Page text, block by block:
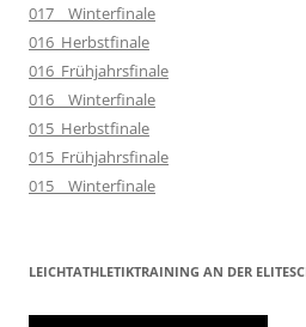
017__Winterfinale
016_Herbstfinale
016_Frühjahrsfinale
016__Winterfinale
015_Herbstfinale
015_Frühjahrsfinale
015__Winterfinale
LEICHTATHLETIKTRAINING AN DER